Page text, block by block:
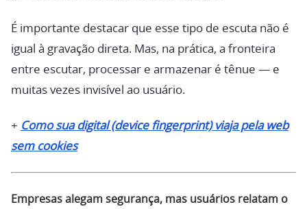
É importante destacar que esse tipo de escuta não é
igual à gravação direta. Mas, na prática, a fronteira
entre escutar, processar e armazenar é tênue — e
muitas vezes invisível ao usuário.
+ Como sua digital (device fingerprint) viaja pela web
sem cookies
Empresas alegam segurança, mas usuários relatam o